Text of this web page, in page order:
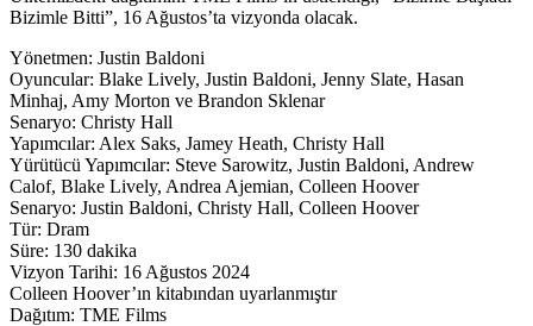
Bizimle Bitti”, 16 Ağustos’ta vizyonda olacak.
Yönetmen: Justin Baldoni
Oyuncular: Blake Lively, Justin Baldoni, Jenny Slate, Hasan
Minhaj, Amy Morton ve Brandon Sklenar
Senaryo: Christy Hall
Yapımcılar: Alex Saks, Jamey Heath, Christy Hall
Yürütücü Yapımcılar: Steve Sarowitz, Justin Baldoni, Andrew
Calof, Blake Lively, Andrea Ajemian, Colleen Hoover
Senaryo: Justin Baldoni, Christy Hall, Colleen Hoover
Tür: Dram
Süre: 130 dakika
Vizyon Tarihi: 16 Ağustos 2024
Colleen Hoover’ın kitabından uyarlanmıştır
Dağıtım: TME Films